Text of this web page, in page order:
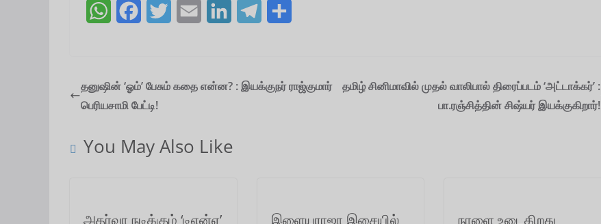
W
t
s
e
b
o
t
i
k
e
r
தனுஷின் ‘ஓம்’ பேசும் கதை என்ன? : இயக்குநர் ராஜ்குமார்
பெரியசாமி பேட்டி!
தமிழ் சினிமாவில் முதல் வாலிபால் திரைப்படம் ‘அட்டாக்கர்’ :
பா.ரஞ்சித்தின் சிஷ்யர் இயக்குகிறார்!
You May Also Like
அதர்வா நடிக்கும் ‘டிஎன்ஏ’
இளையராஜா இசையில்
நாளை உடைகிறது